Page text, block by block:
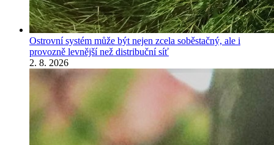
Ostrovní systém může být nejen zcela soběstačný, ale i
provozně levnější než distribuční síť
2. 8. 2026